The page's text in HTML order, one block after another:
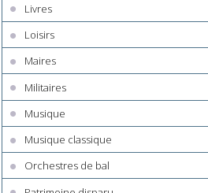
Livres
Loisirs
Maires
Militaires
Musique
Musique classique
Orchestres de bal